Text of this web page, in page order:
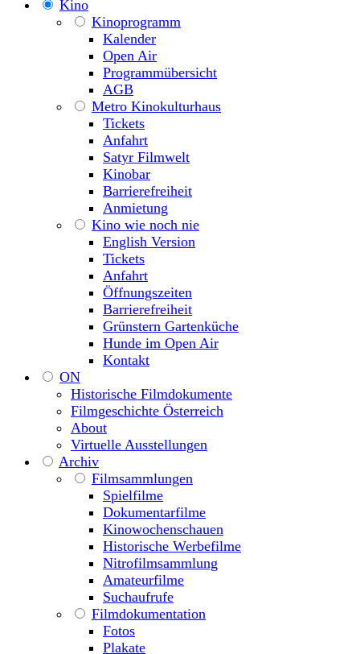
Kino
Kinoprogramm
Kalender
Open Air
Programmübersicht
AGB
Metro Kinokulturhaus
Tickets
Anfahrt
Satyr Filmwelt
Kinobar
Barrierefreiheit
Anmietung
Kino wie noch nie
English Version
Tickets
Anfahrt
Öffnungszeiten
Barrierefreiheit
Grünstern Gartenküche
Hunde im Open Air
Kontakt
ON
Historische Filmdokumente
Filmgeschichte Österreich
About
Virtuelle Ausstellungen
Archiv
Filmsammlungen
Spielfilme
Dokumentarfilme
Kinowochenschauen
Historische Werbefilme
Nitrofilmsammlung
Amateurfilme
Suchaufrufe
Filmdokumentation
Fotos
Plakate